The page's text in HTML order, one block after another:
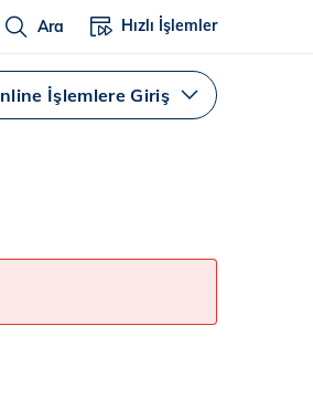
Ara Hızlı İşlemler
İşlemlere Giriş